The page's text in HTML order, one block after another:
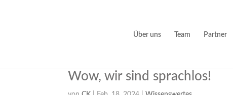
Über uns Team Partner
Wow, wir sind sprachlos!